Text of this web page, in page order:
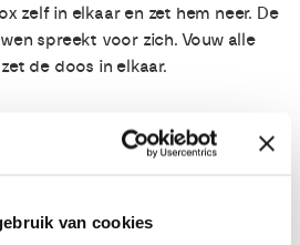
van cookies
zelf in elkaar en zet hem neer. De
spreekt voor zich. Vouw alle
de doos in elkaar.
tel je zelf het geld en maak je